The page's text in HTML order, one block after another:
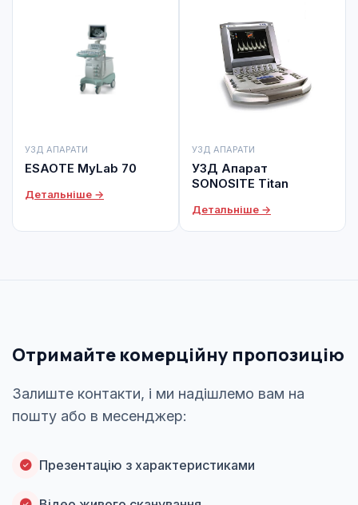
УЗД АПАРАТИ
ESAOTE MyLab 70
Детальніше →
УЗД АПАРАТИ
УЗД Апарат
SONOSITE Titan
Детальніше →
Отримайте комерційну пропозицію
Залиште контакти, і ми надішлемо вам на
пошту або в месенджер:
Презентацію з характеристиками